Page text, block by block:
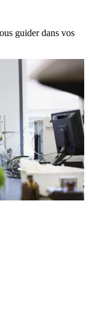
guider dans vos